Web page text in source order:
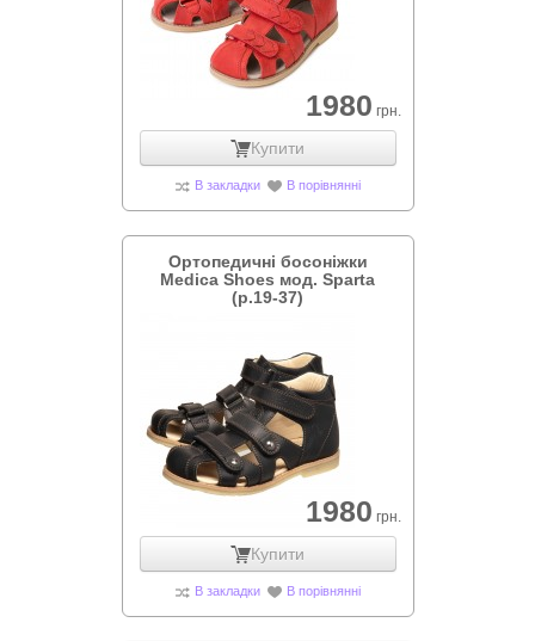
1980 грн.
Купити
В закладки В порівнянні
Ортопедичні босоніжки
Medica Shoes мод. Sparta
(р.19-37)
1980 грн.
Купити
В закладки В порівнянні